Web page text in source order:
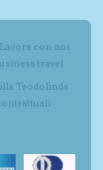
Lavora con noi
travel
Teodolinda